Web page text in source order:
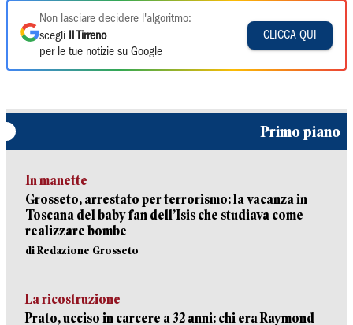
Non lasciare decidere l'algoritmo:
scegli
Il Tirreno
per le tue notizie su Google
CLICCA QUI
Primo piano
In manette
Grosseto, arrestato per terrorismo: la vacanza in
Toscana del baby fan dell’Isis che studiava come
realizzare bombe
di Redazione Grosseto
La ricostruzione
Prato, ucciso in carcere a 32 anni: chi era Raymond